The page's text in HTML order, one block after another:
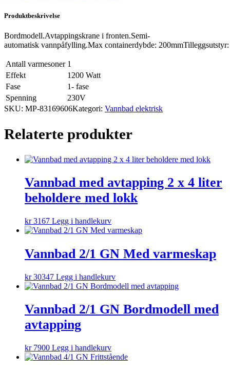
Produktbeskrivelse
Bordmodell.Avtappingskrane i fronten.Semi-
automatisk vannpåfylling.Max containerdybde:
Antall varmesoner 1
Effekt
1200 Watt
Fase
1- fase
Spenning
230V
SKU: MP-83169606Kategori: Vannbad elektrisk
Relaterte produkter
Vannbad med avtapping 2 x 4 liter
beholdere med lokk
kr3167 Legg i handlekurv
Vannbad 2/1 GN Med varmeskap
kr30347 Legg i handlekurv
Vannbad 2/1 GN Bordmodell med
avtapping
kr7900 Legg i handlekurv